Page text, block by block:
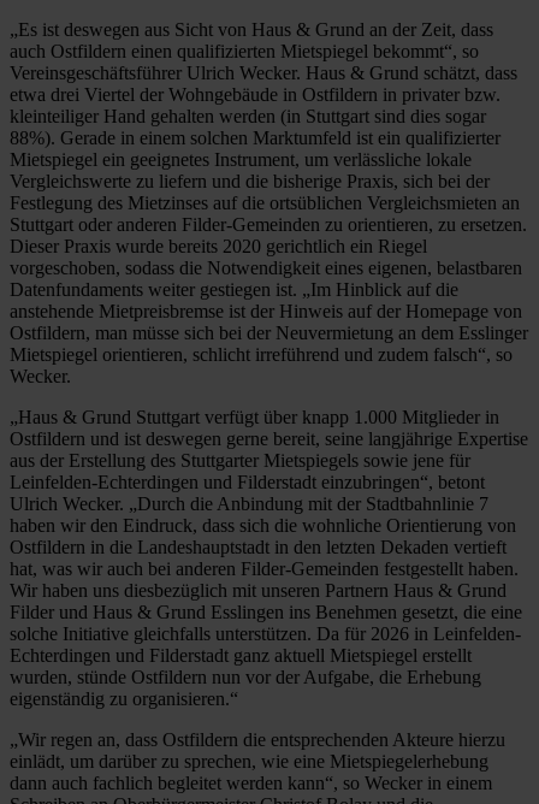
„Es ist deswegen aus Sicht von Haus & Grund an der Zeit, dass
auch Ostfildern einen qualifizierten Mietspiegel bekommt“, so
Vereinsgeschäftsführer Ulrich Wecker. Haus & Grund schätzt, dass
etwa drei Viertel der Wohngebäude in Ostfildern in privater bzw.
kleinteiliger Hand gehalten werden (in Stuttgart sind dies sogar
88%). Gerade in einem solchen Marktumfeld ist ein qualifizierter
Mietspiegel ein geeignetes Instrument, um verlässliche lokale
Vergleichswerte zu liefern und die bisherige Praxis, sich bei der
Festlegung des Mietzinses auf die ortsüblichen Vergleichsmieten an
Stuttgart oder anderen Filder-Gemeinden zu orientieren, zu ersetzen.
Dieser Praxis wurde bereits 2020 gerichtlich ein Riegel
vorgeschoben, sodass die Notwendigkeit eines eigenen, belastbaren
Datenfundaments weiter gestiegen ist. „Im Hinblick auf die
anstehende Mietpreisbremse ist der Hinweis auf der Homepage von
Ostfildern, man müsse sich bei der Neuvermietung an dem Esslinger
Mietspiegel orientieren, schlicht irreführend und zudem falsch“, so
Wecker.
„Haus & Grund Stuttgart verfügt über knapp 1.000 Mitglieder in
Ostfildern und ist deswegen gerne bereit, seine langjährige Expertise
aus der Erstellung des Stuttgarter Mietspiegels sowie jene für
Leinfelden-Echterdingen und Filderstadt einzubringen“, betont
Ulrich Wecker. „Durch die Anbindung mit der Stadtbahnlinie 7
haben wir den Eindruck, dass sich die wohnliche Orientierung von
Ostfildern in die Landeshauptstadt in den letzten Dekaden vertieft
hat, was wir auch bei anderen Filder-Gemeinden festgestellt haben.
Wir haben uns diesbezüglich mit unseren Partnern Haus & Grund
Filder und Haus & Grund Esslingen ins Benehmen gesetzt, die eine
solche Initiative gleichfalls unterstützen. Da für 2026 in Leinfelden-
Echterdingen und Filderstadt ganz aktuell Mietspiegel erstellt
wurden, stünde Ostfildern nun vor der Aufgabe, die Erhebung
eigenständig zu organisieren.“
„Wir regen an, dass Ostfildern die entsprechenden Akteure hierzu
einlädt, um darüber zu sprechen, wie eine Mietspiegelerhebung
dann auch fachlich begleitet werden kann“, so Wecker in einem